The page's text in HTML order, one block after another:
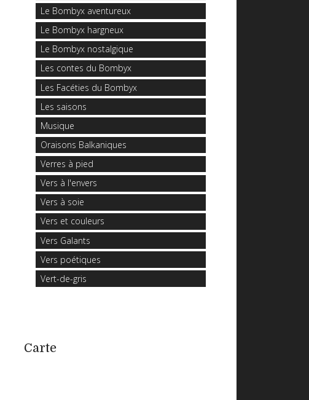
Le Bombyx aventureux
Le Bombyx hargneux
Le Bombyx nostalgique
Les contes du Bombyx
Les Facéties du Bombyx
Les saisons
Musique
Oraisons Balkaniques
Verres à pied
Vers à l'envers
Vers à soie
Vers et couleurs
Vers Galants
Vers poétiques
Vert-de-gris
Carte